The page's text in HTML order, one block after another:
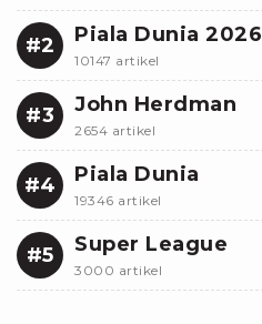
#2 Piala Dunia 2026
10147 artikel
#3 John Herdman
2654 artikel
#4 Piala Dunia
19346 artikel
#5 Super League
3000 artikel